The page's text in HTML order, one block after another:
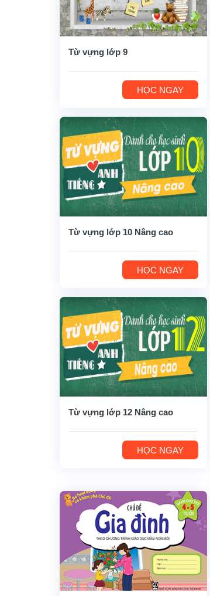
Từ vựng lớp 9
HỌC NGAY
Từ vựng lớp 10 Nâng cao
HỌC NGAY
Từ vựng lớp 12 Nâng cao
HỌC NGAY